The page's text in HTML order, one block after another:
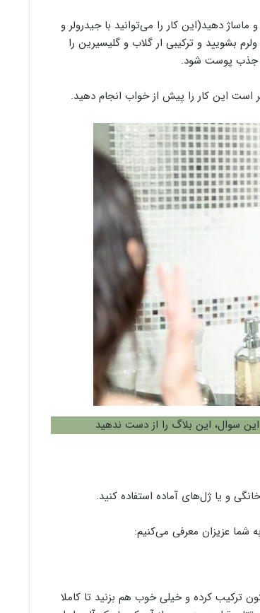
صورتتان نگهداشته و ماساژ دهید(این کار را می‌توانید با جیدرولر و
بشویید و ترکیبی ار گلاب و گلیسیرین را
جذب پوست شود.
است این کار را پیش از خواب انجام دهید.
سوال، این بلاگ را از دست ندهید
و یا ژل‌های آماده استفاده کنید.
به شما عزیزان معرفی می‌کنیم:
ترکیب کرده و خیلی خوب هم بزنید تا کاملا